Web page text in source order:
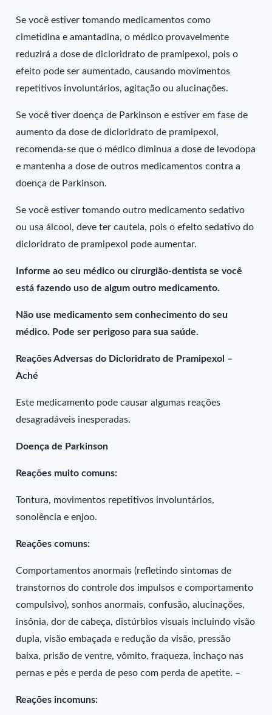
Se você estiver tomando medicamentos como
cimetidina e amantadina, o médico provavelmente
reduzirá a dose de dicloridrato de pramipexol, pois o
efeito pode ser aumentado, causando movimentos
repetitivos involuntários, agitação ou alucinações.
Se você tiver doença de Parkinson e estiver em fase de
aumento da dose de dicloridrato de pramipexol,
recomenda-se que o médico diminua a dose de levodopa
e mantenha a dose de outros medicamentos contra a
doença de Parkinson.
Se você estiver tomando outro medicamento sedativo
ou usa álcool, deve ter cautela, pois o efeito sedativo do
dicloridrato de pramipexol pode aumentar.
Informe ao seu médico ou cirurgião-dentista se você
está fazendo uso de algum outro medicamento.
Não use medicamento sem conhecimento do seu
médico. Pode ser perigoso para sua saúde.
Reações Adversas do Dicloridrato de Pramipexol –
Aché
Este medicamento pode causar algumas reações
desagradáveis inesperadas.
Doença de Parkinson
Reações muito comuns:
Tontura, movimentos repetitivos involuntários,
sonolência e enjoo.
Reações comuns:
Comportamentos anormais (refletindo sintomas de
transtornos do controle dos impulsos e comportamento
compulsivo), sonhos anormais, confusão, alucinações,
insônia, dor de cabeça, distúrbios visuais incluindo visão
dupla, visão embaçada e redução da visão, pressão
baixa, prisão de ventre, vômito, fraqueza, inchaço nas
pernas e pés e perda de peso com perda de apetite. –
Reações incomuns: